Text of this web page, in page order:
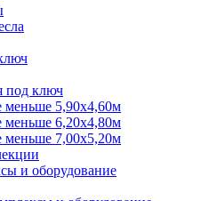
под ключ
меньше 5,90х4,60м
меньше 6,20х4,80м
меньше 7,00х5,20м
и оборудование